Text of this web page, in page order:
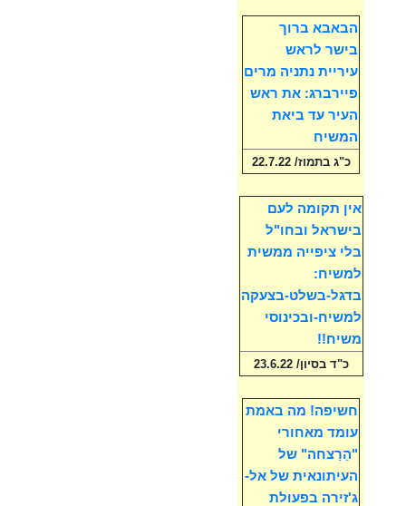
הבאבא ברוך
בישר לראש
עיריית נתניה מרים
פיירברג: את ראש
העיר עד ביאת
המשיח
כ"ג בתמוז/ 22.7.22
אין תקומה לעם
בישראל ובחו"ל
בלי ציפייה ממשית
למשיח:
בדגל-בשלט-בצעקה
למשיח-ובכינוסי
משיח!!
כ"ד בסיון/ 23.6.22
חשיפה! מה באמת
עומד מאחורי
"הֵרַצחה" של
העיתונאית של אל-
ג'זירה בפעולת